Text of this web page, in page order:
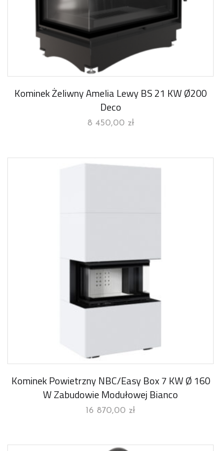
Kominek Żeliwny Amelia Lewy BS 21 KW Ø200
Deco
8 450,00 zł
Kominek Powietrzny NBC/Easy Box 7 KW Ø 160
W Zabudowie Modułowej Bianco
16 870,00 zł